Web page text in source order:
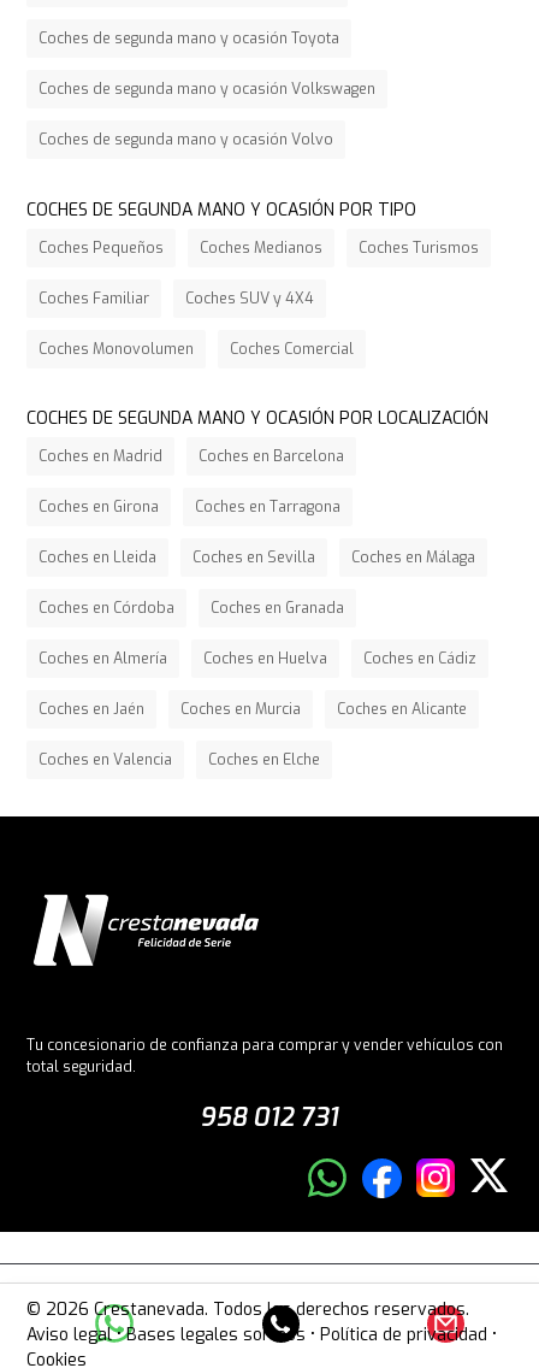
Coches de segunda mano y ocasión Toyota
Coches de segunda mano y ocasión Volkswagen
Coches de segunda mano y ocasión Volvo
COCHES DE SEGUNDA MANO Y OCASIÓN POR TIPO
Coches Pequeños Coches Medianos Coches Turismos
Coches Familiar Coches SUV y 4X4
Coches Monovolumen Coches Comercial
COCHES DE SEGUNDA MANO Y OCASIÓN POR LOCALIZACIÓN
Coches en Madrid Coches en Barcelona
Coches en Girona Coches en Tarragona
Coches en Lleida Coches en Sevilla Coches en Málaga
Coches en Córdoba Coches en Granada
Coches en Almería Coches en Huelva Coches en Cádiz
Coches en Jaén Coches en Murcia Coches en Alicante
Coches en Valencia Coches en Elche
Tu concesionario de confianza para comprar y vender vehículos con
total seguridad.
958 012 731
© 2026 Crestanevada. Todos los derechos reservados.
Aviso legal•Bases legales sorteos •Política de privacidad •
Cookies